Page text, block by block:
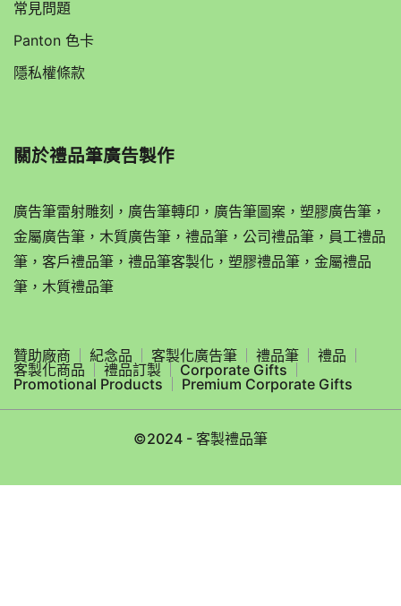
常見問題
Panton 色卡
隱私權條款
關於禮品筆廣告製作
廣告筆雷射雕刻，廣告筆轉印，廣告筆圖案，塑膠廣告筆，
金屬廣告筆，木質廣告筆，禮品筆，公司禮品筆，員工禮品
筆，客戶禮品筆，禮品筆客製化，塑膠禮品筆，金屬禮品
筆，木質禮品筆
贊助廠商 紀念品 客製化廣告筆 禮品筆
禮品
客製化商品
禮品訂製
Corporate Gifts
Promotional Products
Premium Corporate Gifts
©2024 - 客製禮品筆